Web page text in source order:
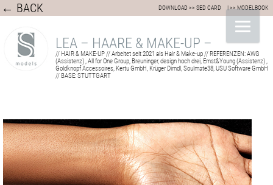
← BACK | >> MODELBOOK
DOWNLOAD >> SED CARD
LEA – HAARE & MAKE-UP –
// HAIR & MAKE-UP // Arbeitet seit 2021 als Hair & Make-up // REFERENZEN: AWG
(Assistenz) , All for One Group, Breuninger, design hoch drei, Ernst&Young (Assistenz) ,
Goldknopf Accessoires, Kertu GmbH, Krüger Dirndl, Soulmate38, USU Software GmbH
// BASE: STUTTGART